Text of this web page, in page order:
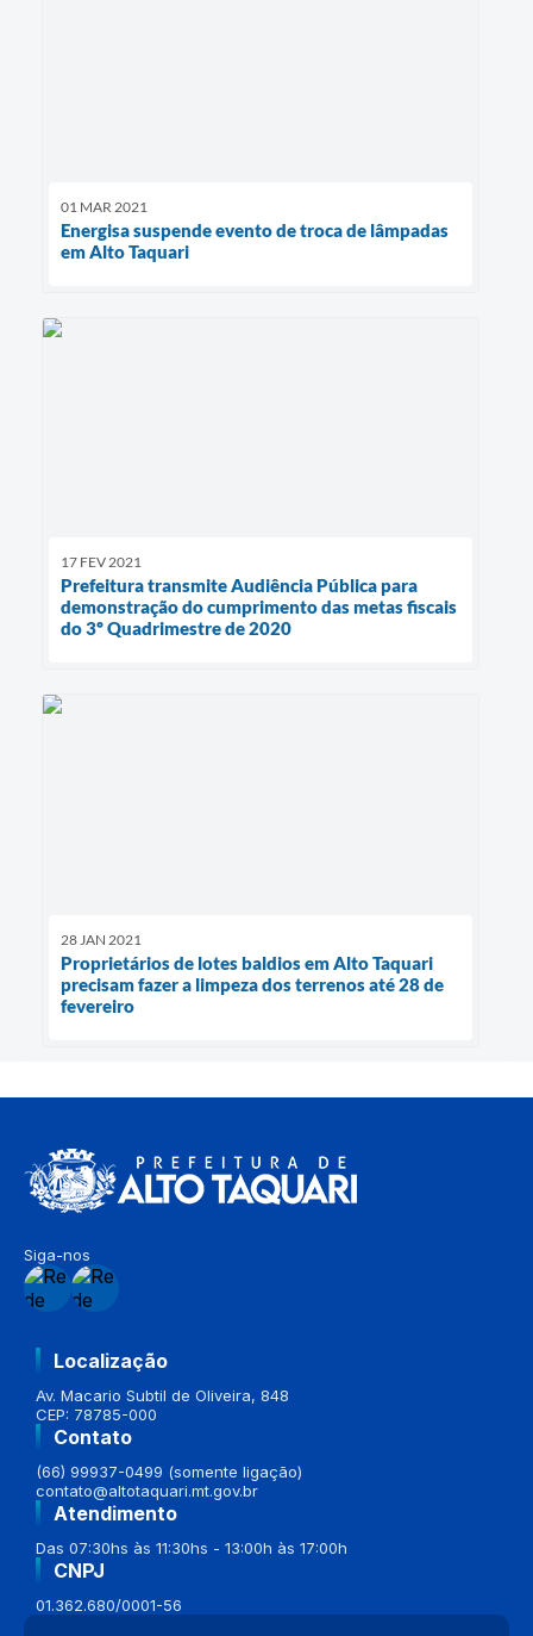
01 MAR 2021
Energisa suspende evento de troca de lâmpadas
em Alto Taquari
17 FEV 2021
Prefeitura transmite Audiência Pública para
demonstração do cumprimento das metas fiscais
do 3º Quadrimestre de 2020
28 JAN 2021
Proprietários de lotes baldios em Alto Taquari
precisam fazer a limpeza dos terrenos até 28 de
fevereiro
Siga-nos
Localização
Av. Macario Subtil de Oliveira, 848
CEP: 78785-000
Contato
(66) 99937-0499 (somente ligação)
contato@altotaquari.mt.gov.br
Atendimento
Das 07:30hs às 11:30hs - 13:00h às 17:00h
CNPJ
01.362.680/0001-56